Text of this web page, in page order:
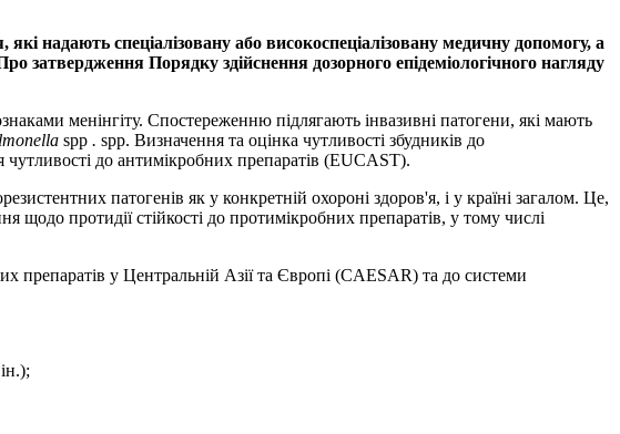
надають спеціалізовану або високоспеціалізовану медичну допомогу, а
затвердження Порядку здійснення дозорного епідеміологічного нагляду
менінгіту. Спостереженню підлягають інвазивні патогени, які мають
spp . spp. Визначення та оцінка чутливості збудників до
чутливості до антимікробних препаратів (EUCAST).
патогенів як у конкретній охороні здоров'я, і у країні загалом. Це,
щодо протидії стійкості до протимікробних препаратів, у тому числі
препаратів у Центральній Азії та Європі (CAESAR) та до системи